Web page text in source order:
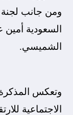
ومن جانب لجنة
السعودية أمين
الشميسي.
وتعكس
الاجتماعية